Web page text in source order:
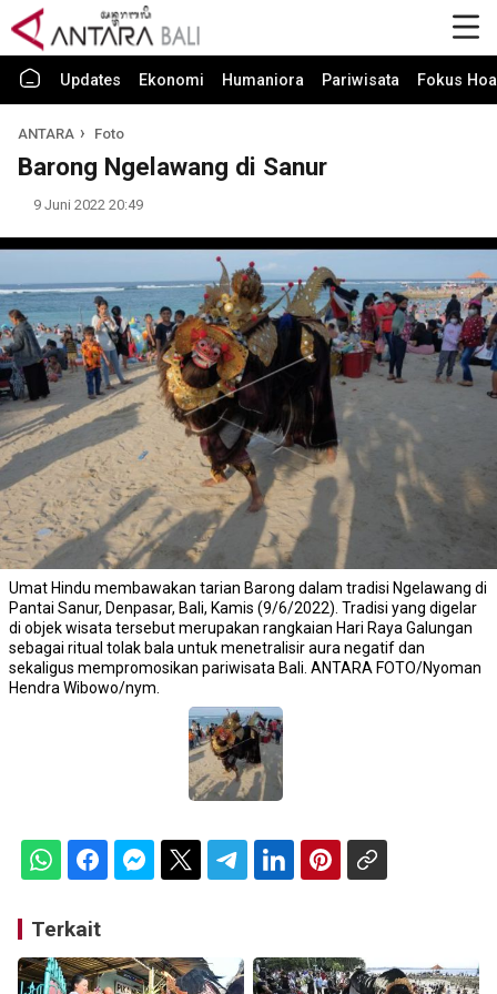
Updates Ekonomi Humaniora Pariwisata Fokus
ANTARA Foto
Barong Ngelawang di Sanur
9 Juni 2022 20:49
Umat Hindu membawakan tarian Barong dalam tradisi Ngelawang di
Pantai Sanur, Denpasar, Bali, Kamis (9/6/2022). Tradisi yang digelar
di objek wisata tersebut merupakan rangkaian Hari Raya Galungan
sebagai ritual tolak bala untuk menetralisir aura negatif dan
sekaligus mempromosikan pariwisata Bali. ANTARA FOTO/Nyoman
Hendra Wibowo/nym.
Terkait